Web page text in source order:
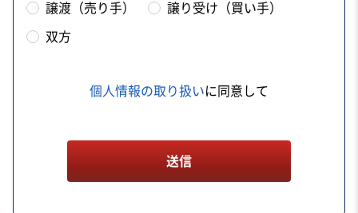
譲渡（売り手） 譲り受け（買い手）
双方
個人情報の取り扱いに同意して
送信